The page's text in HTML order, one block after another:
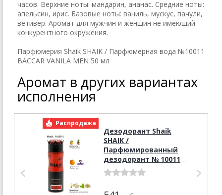
часов. Верхние ноты: мандарин, ананас. Средние ноты:
апельсин, ирис. Базовые ноты: ваниль, мускус, пачули,
ветивер. Аромат для мужчин и женщин не имеющий
конкурентного окружения.
Парфюмерия Shaik SHAIK / Парфюмерная вода №10011
BACCAR VANILA MEN 50 мл
Аромат в других вариантах
исполнения
Распродажа
Дезодорант Shaik
SHAIK /
Парфюмированный
дезодорант № 10011
BACCAR VANILA, 200
мл.